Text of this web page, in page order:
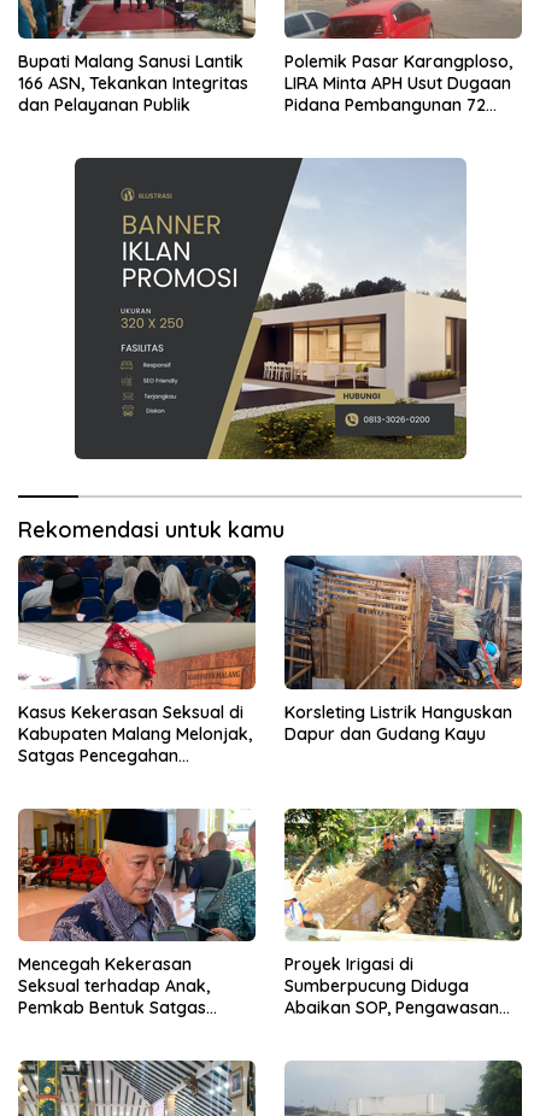
Bupati Malang Sanusi Lantik
166 ASN, Tekankan Integritas
dan Pelayanan Publik
Polemik Pasar Karangploso,
LIRA Minta APH Usut Dugaan
Pidana Pembangunan 72
Rekomendasi untuk kamu
Kasus Kekerasan Seksual di
Kabupaten Malang Melonjak,
Satgas Pencegahan
Korsleting Listrik Hanguskan
Dapur dan Gudang Kayu
Mencegah Kekerasan
Seksual terhadap Anak,
Pemkab Bentuk Satgas
Proyek Irigasi di
Sumberpucung Diduga
Abaikan SOP, Pengawasan